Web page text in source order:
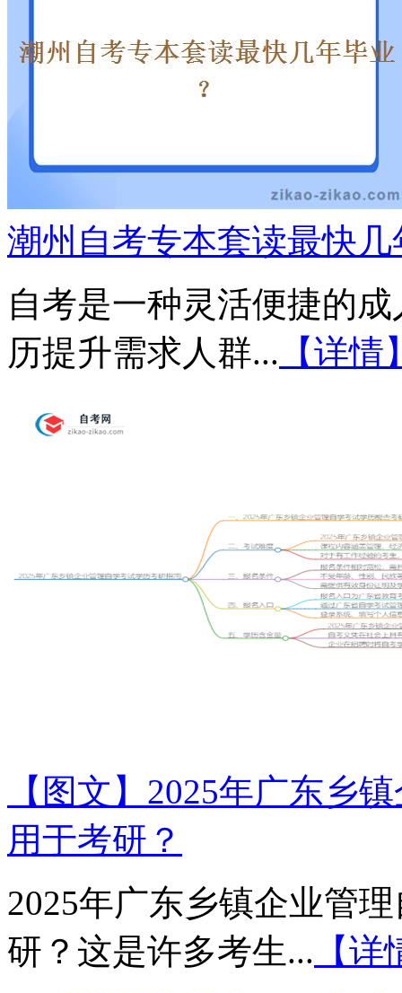
潮州自考专本套读最快
自考是一种灵活便捷的
历提升需求人群... 【详情
【图文】2025年广东乡
用于考研？
2025年广东乡镇企业管
研？这是许多考生... 【